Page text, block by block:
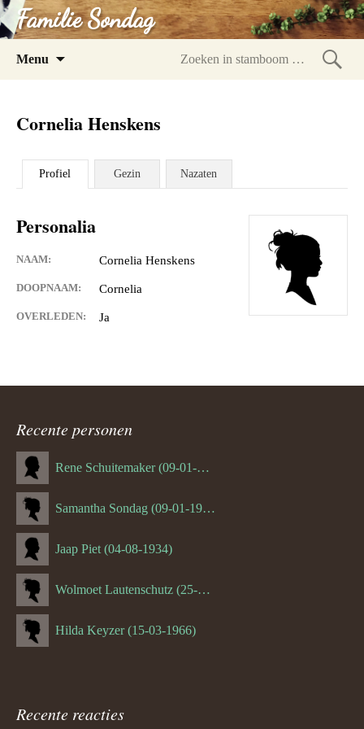
Familie Sondag
Menu
Cornelia Henskens
Profiel Gezin Nazaten
Personalia
NAAM: Cornelia Henskens
DOOPNAAM: Cornelia
OVERLEDEN: Ja
Recente personen
Rene Schuitemaker (09-01-1970)
Samantha Sondag (09-01-1993)
Jaap Piet (04-08-1934)
Wolmoet Lautenschutz (25-07-1933)
Hilda Keyzer (15-03-1966)
Recente reacties